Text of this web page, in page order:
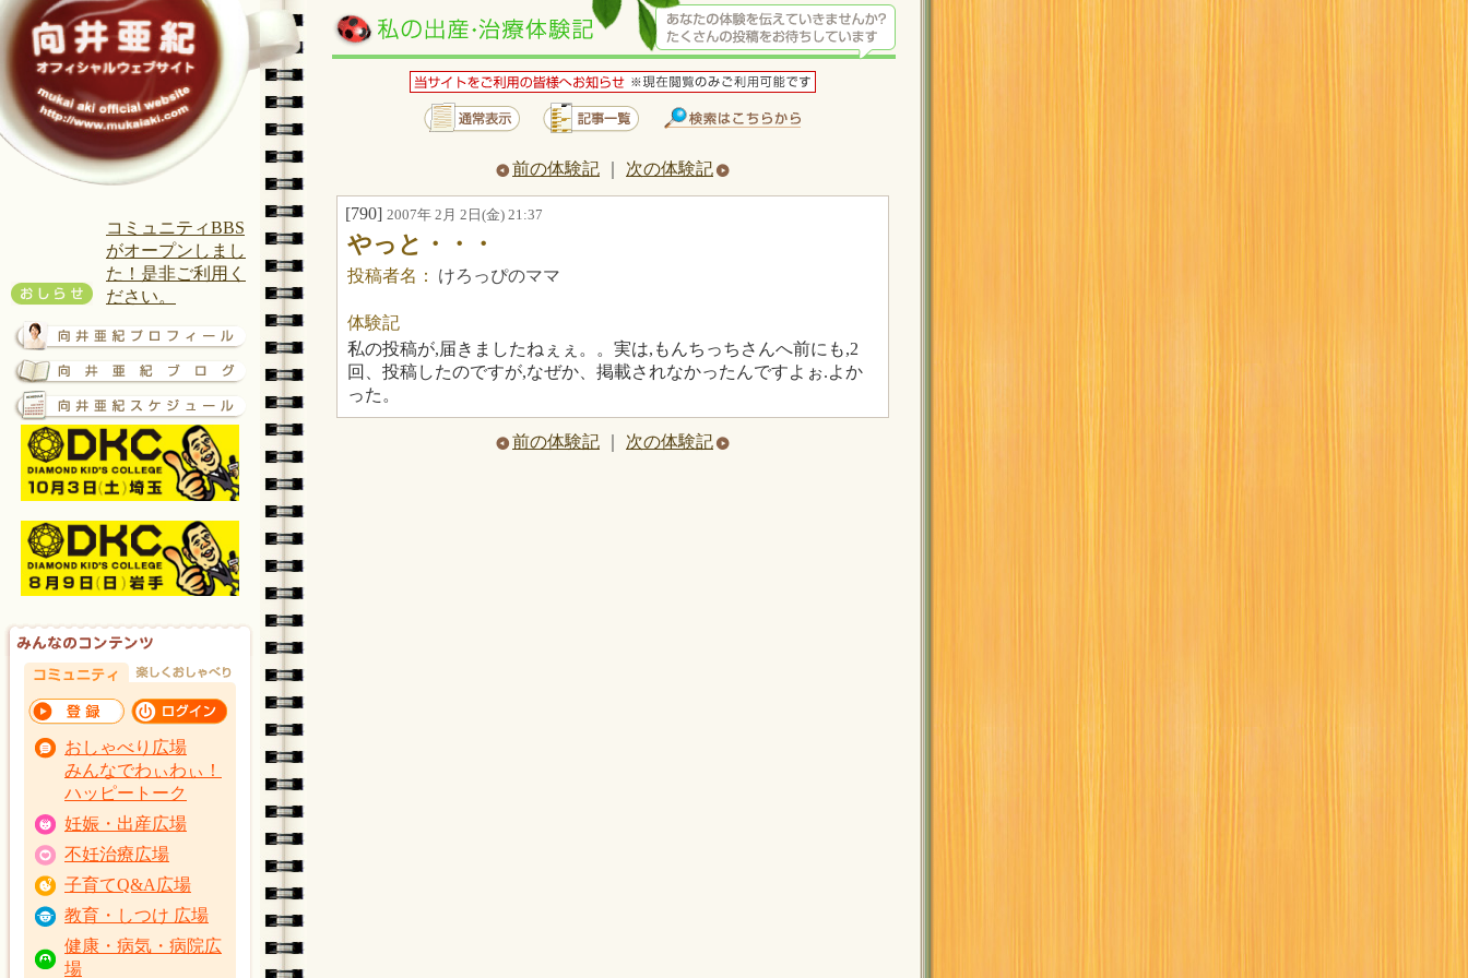
コミュニティBBS
がオープンしまし
た！是非ご利用く
ださい。
おしゃべり広場
みんなでわぃわぃ！
ハッピートーク
妊娠・出産広場
不妊治療広場
子育てQ&A広場
教育・しつけ 広場
健康・病気・病院広
場
前の体験記 次の体験記
[790] 2007年 2月 2日(金) 21:37
やっと・・・
投稿者名： けろっぴのママ
体験記
私の投稿が,届きましたねぇぇ。。実は,もんちっちさんへ前にも,2
回、投稿したのですが,なぜか、掲載されなかったんですよぉ.よか
った。
前の体験記 次の体験記